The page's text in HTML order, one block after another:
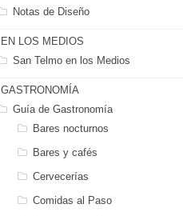
Notas de Diseño
EN LOS MEDIOS
San Telmo en los Medios
GASTRONOMÍA
Guía de Gastronomía
Bares nocturnos
Bares y cafés
Cervecerías
Comidas al Paso